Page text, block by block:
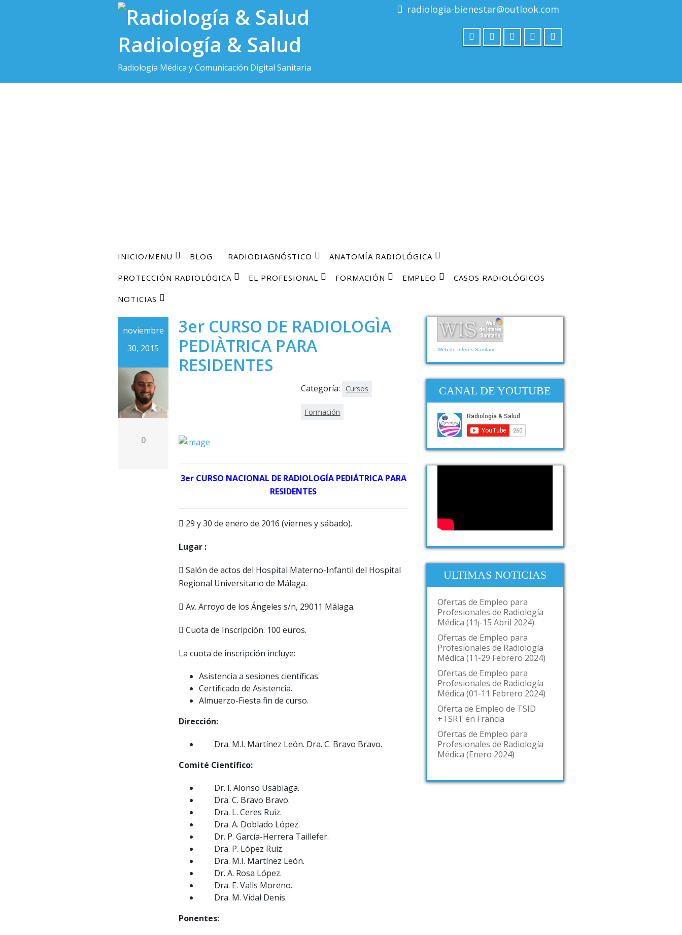
Radiología & Salud
Radiología Médica y Comunicación Digital Sanitaria
radiologia-bienestar@outlook.com
INICIO/MENU BLOG RADIODIAGNÓSTICO ANATOMÍA RADIOLÓGICA
PROTECCIÓN RADIOLÓGICA EL PROFESIONAL FORMACIÓN EMPLEO CASOS RADIOLÓGICOS
NOTICIAS
noviembre
30, 2015
0
3er CURSO DE RADIOLOGÌA
PEDIÀTRICA PARA
RESIDENTES
Categoría: Cursos
Formación
3er CURSO NACIONAL DE RADIOLOGÍA PEDIÁTRICA PARA
RESIDENTES
29 y 30 de enero de 2016 (viernes y sábado).
Lugar :
Salón de actos del Hospital Materno-Infantil del Hospital
Regional Universitario de Málaga.
Av. Arroyo de los Ángeles s/n, 29011 Málaga.
Cuota de Inscripción. 100 euros.
La cuota de inscripción incluye:
Asistencia a sesiones científicas.
Certificado de Asistencia.
Almuerzo-Fiesta fin de curso.
Dirección:
Dra. M.I. Martínez León. Dra. C. Bravo Bravo.
Comité Científico:
Dr. I. Alonso Usabiaga.
Dra. C. Bravo Bravo.
Dra. L. Ceres Ruiz.
Dra. A. Doblado López.
Dr. P. García-Herrera Taillefer.
Dra. P. López Ruiz.
Dra. M.I. Martínez León.
Dr. A. Rosa López.
Dra. E. Valls Moreno.
Dra. M. Vidal Denis.
Ponentes:
Web de Interes Sanitario
CANAL DE YOUTUBE
ULTIMAS NOTICIAS
Ofertas de Empleo para
Profesionales de Radiología
Médica (11¡-15 Abril 2024)
Ofertas de Empleo para
Profesionales de Radiología
Médica (11-29 Febrero 2024)
Ofertas de Empleo para
Profesionales de Radiología
Médica (01-11 Febrero 2024)
Oferta de Empleo de TSID
+TSRT en Francia
Ofertas de Empleo para
Profesionales de Radiología
Médica (Enero 2024)